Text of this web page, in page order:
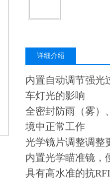
详细介绍
内置自动调节强光
车灯光的影响
全密封防雨（雾）
境中正常工作
光学镜片调整调整更快
内置光学瞄准镜
具有高水准的抗